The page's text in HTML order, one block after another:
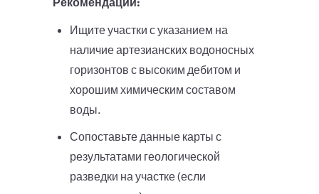
Ищите участки с указанием на
наличие артезианских водоносных
горизонтов с высоким дебитом и
хорошим химическим составом
воды.
Сопоставьте данные карты с
результатами геологической
разведки на участке (если